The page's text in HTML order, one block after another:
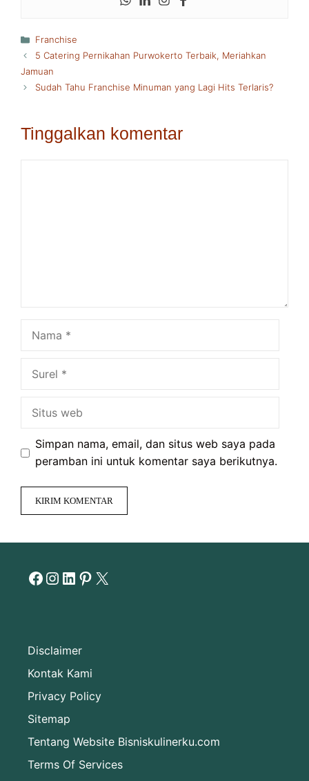
Kategori
Franchise
5 Catering Pernikahan Purwokerto Terbaik, Meriahkan
Jamuan
Sudah Tahu Franchise Minuman yang Lagi Hits Terlaris?
Tinggalkan komentar
Simpan nama, email, dan situs web saya pada
peramban ini untuk komentar saya berikutnya.
Facebook
Instagram
LinkedIn
Pinterest
X
Disclaimer
Kontak Kami
Privacy Policy
Sitemap
Tentang Website Bisniskulinerku.com
Terms Of Services